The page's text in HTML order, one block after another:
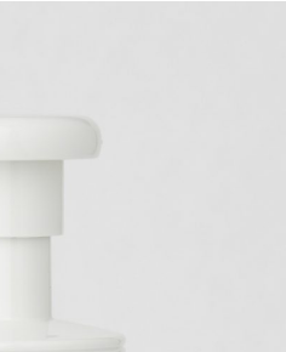
が生まれる 新しい一流店へ。」